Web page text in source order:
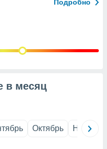
Подробно
в месяц
Октябрь Ноябрь